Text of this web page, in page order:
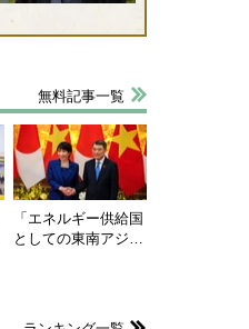
無料記事一覧
「エネルギー供給国
としての東南アジ…